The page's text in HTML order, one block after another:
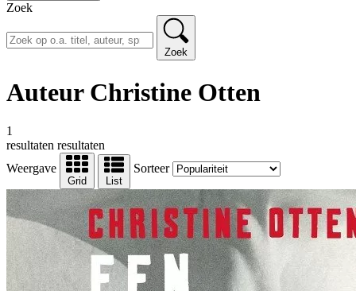
Zoek
Zoek
Auteur Christine Otten
1
resultaten resultaten
Weergave
Grid List
Sorteer